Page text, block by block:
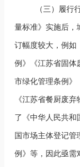
（三）履行
量标准》实施后，
订幅度较大，例如
例》《江苏省固体
市绿化管理条例》
《江苏省餐厨废
了《中华人民共和
国市场主体登记管
例》等，因此亟需